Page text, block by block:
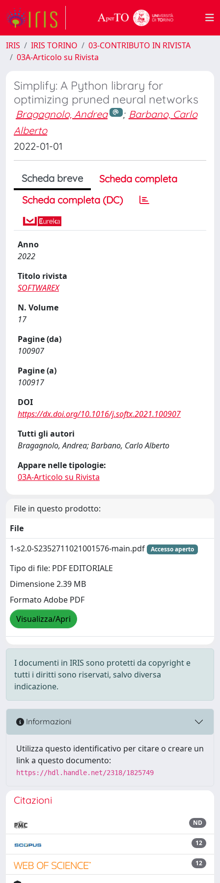
IRIS IRIS TORINO
03-CONTRIBUTO IN RIVISTA
03A-Articolo su Rivista
Simplify: A Python library for
optimizing pruned neural networks
Bragagnolo, Andrea ; Barbano, Carlo
Alberto
2022-01-01
Scheda breve
Scheda completa
Scheda completa (DC)
Anno
2022
Titolo rivista
SOFTWAREX
N. Volume
17
Pagine (da)
100907
Pagine (a)
100917
DOI
https://dx.doi.org/10.1016/j.softx.2021.100907
Tutti gli autori
Bragagnolo, Andrea; Barbano, Carlo Alberto
Appare nelle tipologie:
03A-Articolo su Rivista
File in questo prodotto:
File
1-s2.0-S2352711021001576-main.pdf
Accesso aperto
Tipo di file: PDF EDITORIALE
Dimensione 2.39 MB
Formato Adobe PDF
Visualizza/Apri
I documenti in IRIS sono protetti da copyright e
tutti i diritti sono riservati, salvo diversa
indicazione.
Informazioni
Utilizza questo identificativo per citare o creare un
link a questo documento:
https://hdl.handle.net/2318/1825749
Citazioni
ND
12
12